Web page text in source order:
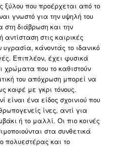
ξύλου που προέρχεται από το
γνωστό για την υψηλή του
στη διάβρωση και την
στις καιρικές
υγρασία, κάνοντάς το ιδανικό
Επιπλέον, έχει φυσικά
χρώματα που το καθιστούν
του απόχρωση μπορεί να
καφέ με γκρι τόνους.
είναι ένα είδος σχοινιού που
ίνες, αντί για
ή το μαλλί. Οι πιο κοινές
στα συνθετικά
πολυεστέρας και το